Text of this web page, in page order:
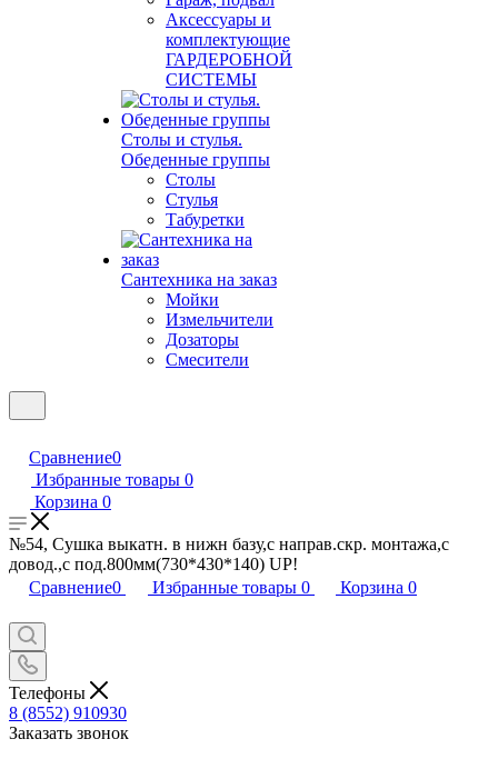
Аксессуары и
комплектующие
ГАРДЕРОБНОЙ
СИСТЕМЫ
Столы и стулья.
Обеденные группы
Столы
Стулья
Табуретки
Сантехника на заказ
Мойки
Измельчители
Дозаторы
Смесители
Сравнение0
Избранные товары 0
Корзина 0
№54, Сушка выкатн. в нижн базу,с направ.скр. монтажа,с
довод.,с под.800мм(730*430*140) UP!
Сравнение0 Избранные товары 0 Корзина 0
Телефоны
8 (8552) 910930
Заказать звонок